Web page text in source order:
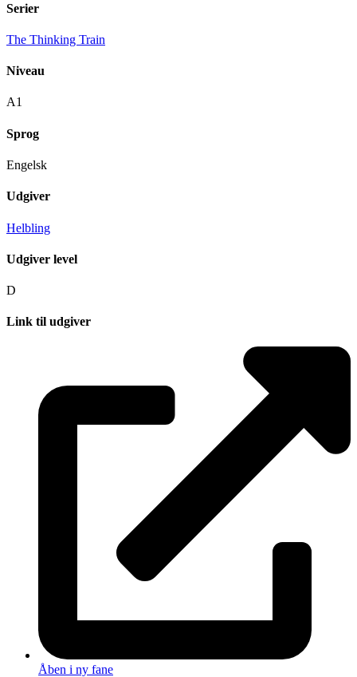
Serier
The Thinking Train
Niveau
A1
Sprog
Engelsk
Udgiver
Helbling
Udgiver level
D
Link til udgiver
Åben i ny fane